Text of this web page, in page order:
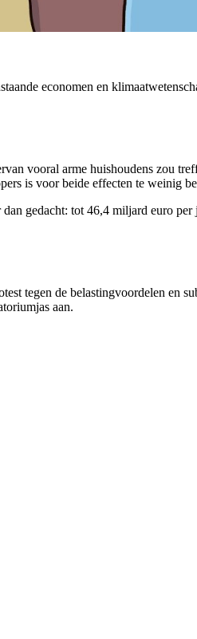
economen en
vooral arme huishoudens zou
is voor beide effecten te weinig
gedacht: tot 46,4 miljard euro
tegen de belastingvoordelen en
aan.